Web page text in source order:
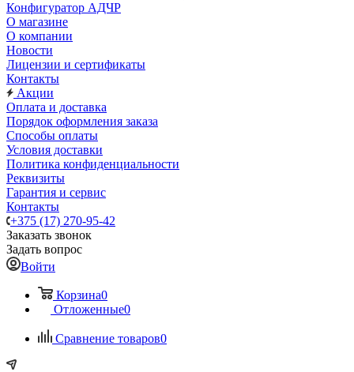
Конфигуратор АДЧР
О магазине
О компании
Новости
Лицензии и сертификаты
Контакты
Акции
Оплата и доставка
Порядок оформления заказа
Способы оплаты
Условия доставки
Политика конфиденциальности
Реквизиты
Гарантия и сервис
Контакты
+375 (17) 270-95-42
Заказать звонок
Задать вопрос
Войти
Корзина0
Отложенные0
Сравнение товаров0